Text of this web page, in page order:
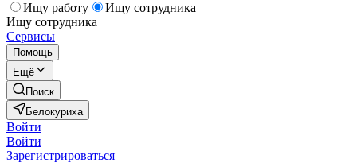
Ищу работу
Ищу сотрудника
Ищу сотрудника
Сервисы
Помощь
Ещё
Поиск
Белокуриха
Войти
Войти
Зарегистрироваться